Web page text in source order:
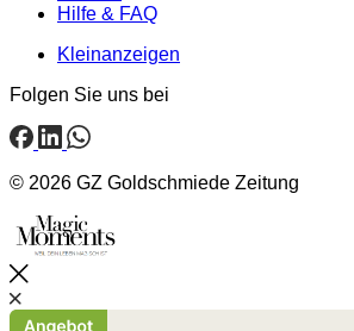
Hilfe & FAQ
Kleinanzeigen
Folgen Sie uns bei
© 2026 GZ Goldschmiede Zeitung
Schließen